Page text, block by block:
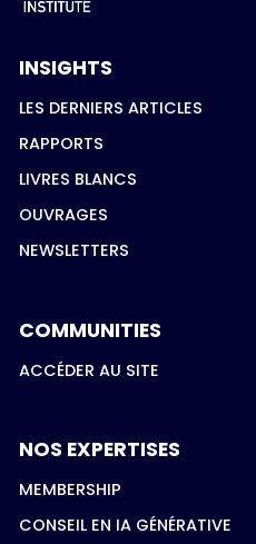
INSIGHTS
LES DERNIERS ARTICLES
RAPPORTS
LIVRES BLANCS
OUVRAGES
NEWSLETTERS
COMMUNITIES
ACCÉDER AU SITE
NOS EXPERTISES
MEMBERSHIP
CONSEIL EN IA GÉNÉRATIVE